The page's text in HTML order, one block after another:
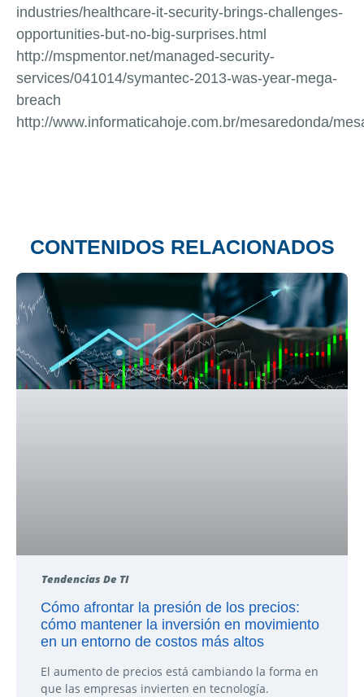
industries/healthcare-it-security-brings-challenges-
opportunities-but-no-big-surprises.html
http://mspmentor.net/managed-security-
services/041014/symantec-2013-was-year-mega-
breach
http://www.informaticahoje.com.br/mesaredonda/
CONTENIDOS RELACIONADOS
Tendencias De TI
Cómo afrontar la presión de los precios:
cómo mantener la inversión en movimiento
en un entorno de costos más altos
El aumento de precios está cambiando la forma en
que las empresas invierten en tecnología.